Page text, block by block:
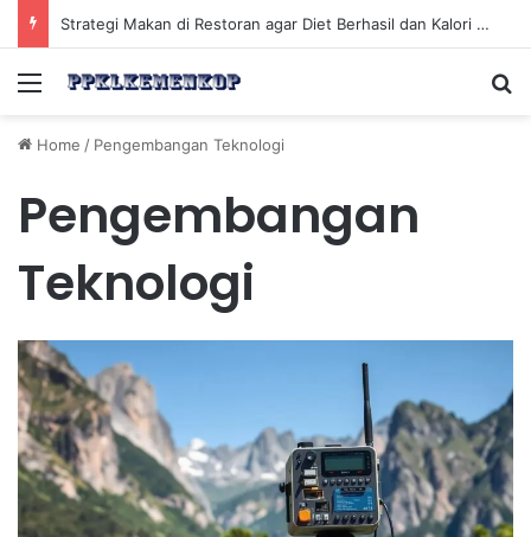
Strategi Makan di Restoran agar Diet Berhasil dan Kalori Tetap Terkontrol
Menu
Home / Pengembangan Teknologi
Pengembangan
Teknologi